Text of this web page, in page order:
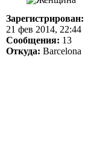
Зарегистрирован:
21 фев 2014, 22:44
Сообщения: 13
Откуда: Barcelona